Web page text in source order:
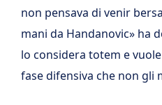
non pensava di venir
mani da Handanovic» ha
lo considera totem e
fase difensiva che non gli